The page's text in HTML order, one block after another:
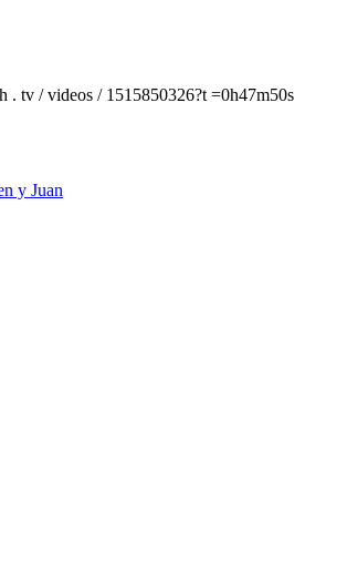
. tv / videos / 1515850326?t =0h47m50s
y Juan